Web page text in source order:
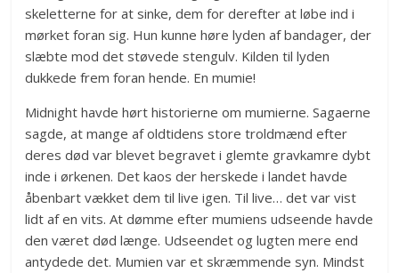
skeletterne for at sinke, dem for derefter at løbe ind i
mørket foran sig. Hun kunne høre lyden af bandager, der
slæbte mod det støvede stengulv. Kilden til lyden
dukkede frem foran hende. En mumie!
Midnight havde hørt historierne om mumierne. Sagaerne
sagde, at mange af oldtidens store troldmænd efter
deres død var blevet begravet i glemte gravkamre dybt
inde i ørkenen. Det kaos der herskede i landet havde
åbenbart vækket dem til live igen. Til live… det var vist
lidt af en vits. At dømme efter mumiens udseende havde
den været død længe. Udseendet og lugten mere end
antydede det. Mumien var et skræmmende syn. Mindst